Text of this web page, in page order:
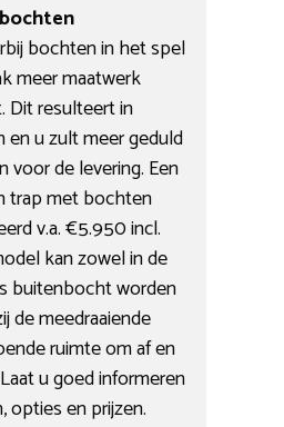
bochten in het spel
meer maatwerk
Dit resulteert in
en u zult meer geduld
de levering. Een
trap met bochten
v.a. €5.950 incl.
kan zowel in de
buitenbocht worden
de meedraaiende
ruimte om af en
u goed informeren
opties en prijzen.